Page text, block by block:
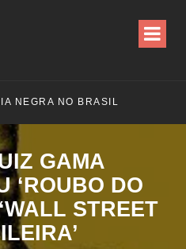
NEGRA NO BRASIL
GAMA
‘ROUBO DO
STREET